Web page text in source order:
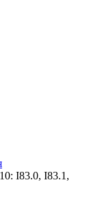
I83.0, I83.1,